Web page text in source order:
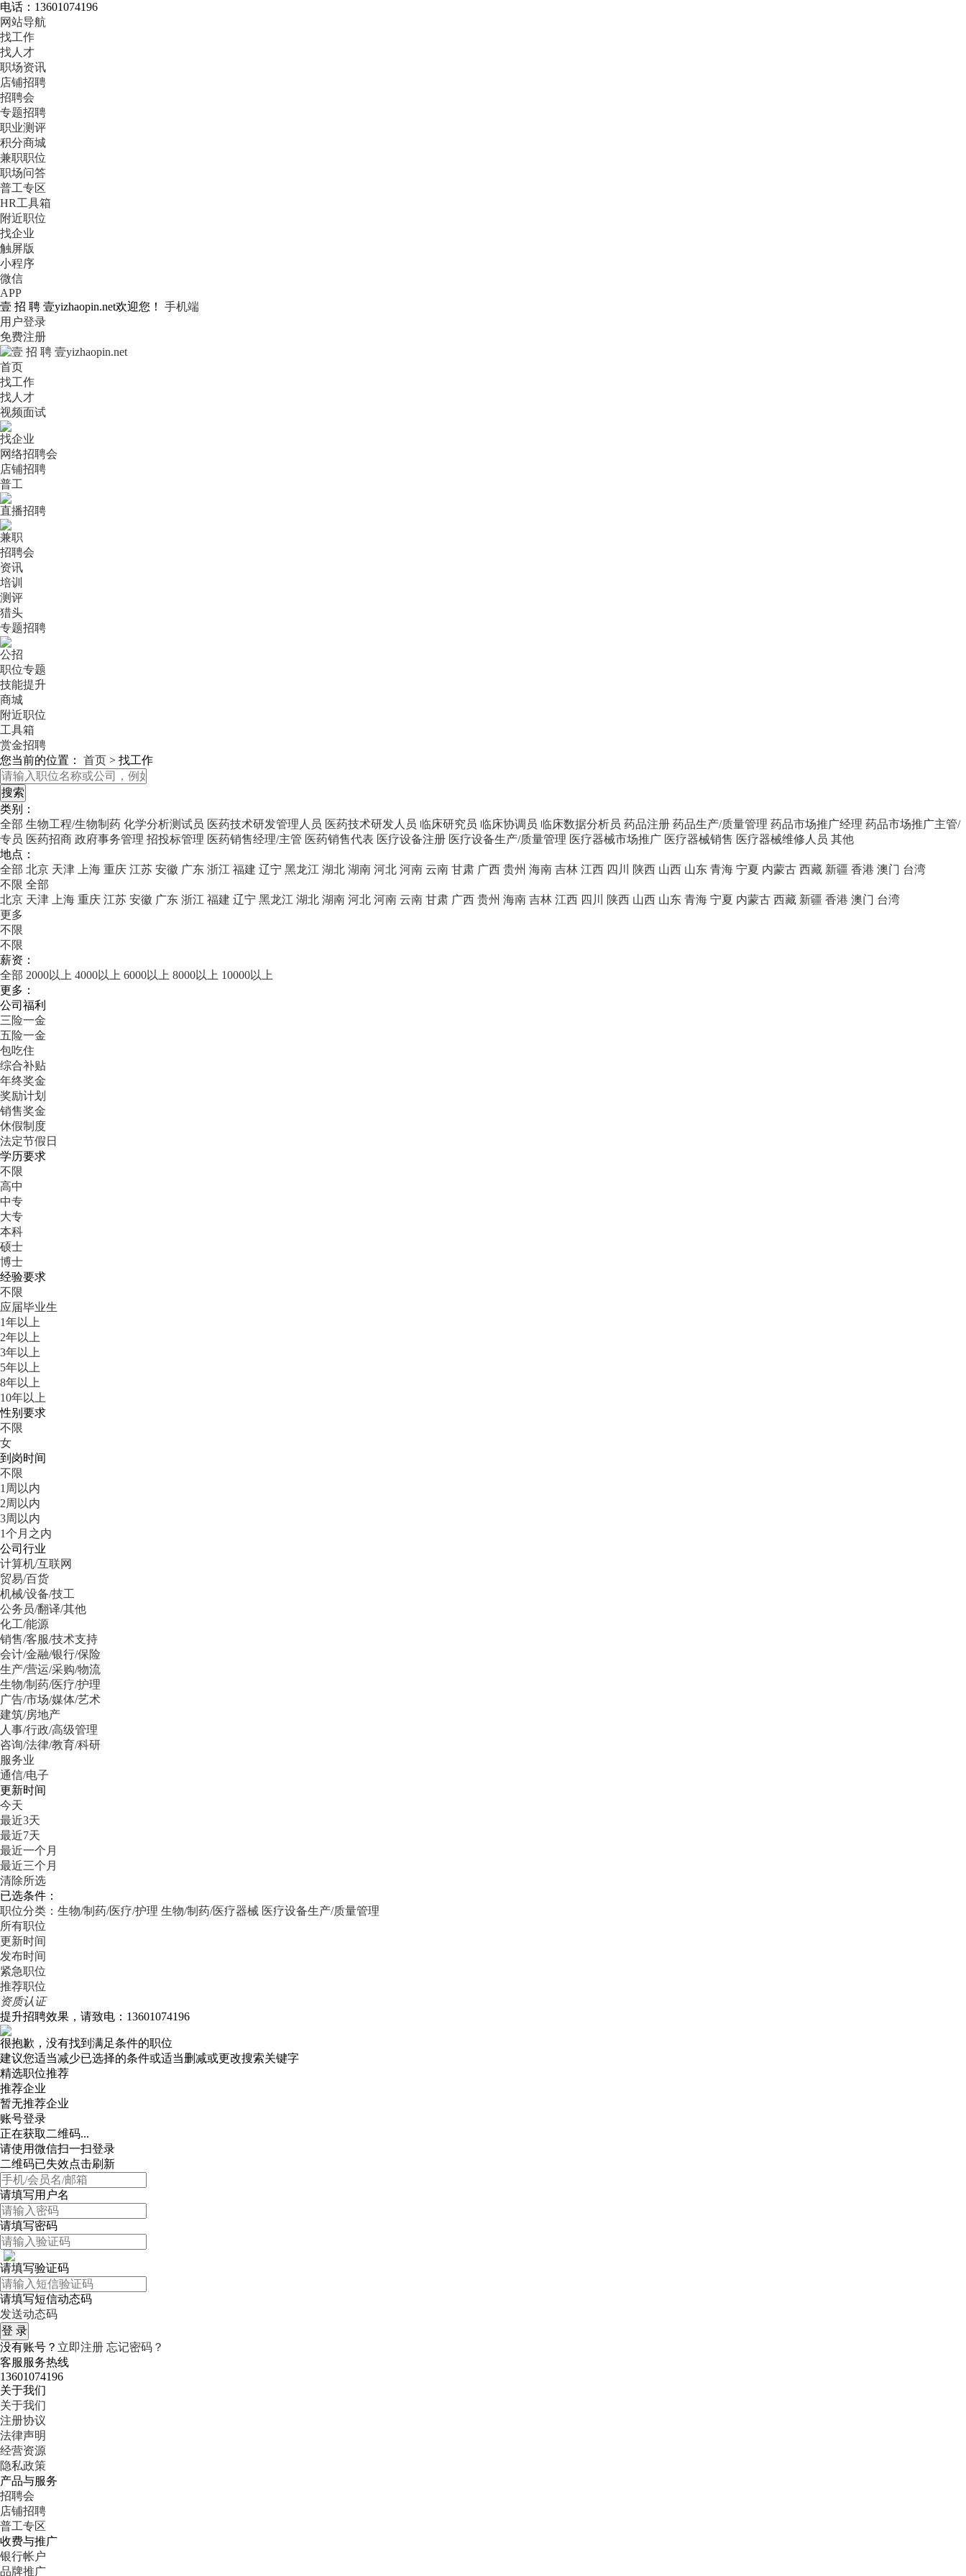
电话：13601074196
网站导航
找工作
找人才
职场资讯
店铺招聘
招聘会
专题招聘
职业测评
积分商城
兼职职位
职场问答
普工专区
HR工具箱
附近职位
找企业
触屏版
小程序
微信
APP
壹 招 聘 壹yizhaopin.net欢迎您！
手机端
用户登录
免费注册
首页
找工作
找人才
视频面试
找企业
网络招聘会
店铺招聘
普工
直播招聘
兼职
招聘会
资讯
培训
测评
猎头
专题招聘
公招
职位专题
技能提升
商城
附近职位
工具箱
赏金招聘
您当前的位置： 首页 > 找工作
类别：
全部 生物工程/生物制药 化学分析测试员 医药技术研发管理人员 医药技术研发人员 临床研究员 临床协调员 临床数据分析员 药品注册 药品生产/质量管理 药品市场推广经理 药品市场推广主管/
专员 医药招商 政府事务管理 招投标管理 医药销售经理/主管 医药销售代表 医疗设备注册 医疗设备生产/质量管理 医疗器械市场推广 医疗器械销售 医疗器械维修人员 其他
地点：
全部 北京 天津 上海 重庆 江苏 安徽 广东 浙江 福建 辽宁 黑龙江 湖北 湖南 河北 河南 云南 甘肃 广西 贵州 海南 吉林 江西 四川 陕西 山西 山东 青海 宁夏 内蒙古 西藏 新疆 香港 澳门 台湾
不限 全部
北京 天津 上海 重庆 江苏 安徽 广东 浙江 福建 辽宁 黑龙江 湖北 湖南 河北 河南 云南 甘肃 广西 贵州 海南 吉林 江西 四川 陕西 山西 山东 青海 宁夏 内蒙古 西藏 新疆 香港 澳门 台湾
更多
不限
不限
薪资：
全部 2000以上 4000以上 6000以上 8000以上 10000以上
更多：
公司福利
三险一金
五险一金
包吃住
综合补贴
年终奖金
奖励计划
销售奖金
休假制度
法定节假日
学历要求
不限
高中
中专
大专
本科
硕士
博士
经验要求
不限
应届毕业生
1年以上
2年以上
3年以上
5年以上
8年以上
10年以上
性别要求
不限
女
到岗时间
不限
1周以内
2周以内
3周以内
1个月之内
公司行业
计算机/互联网
贸易/百货
机械/设备/技工
公务员/翻译/其他
化工/能源
销售/客服/技术支持
会计/金融/银行/保险
生产/营运/采购/物流
生物/制药/医疗/护理
广告/市场/媒体/艺术
建筑/房地产
人事/行政/高级管理
咨询/法律/教育/科研
服务业
通信/电子
更新时间
今天
最近3天
最近7天
最近一个月
最近三个月
清除所选
已选条件：
职位分类：生物/制药/医疗/护理 生物/制药/医疗器械 医疗设备生产/质量管理
所有职位
更新时间
发布时间
紧急职位
推荐职位
资质认证
提升招聘效果，请致电：13601074196
很抱歉，没有找到满足条件的职位
建议您适当减少已选择的条件或适当删减或更改搜索关键字
精选职位推荐
推荐企业
暂无推荐企业
账号登录
正在获取二维码...
请使用微信扫一扫登录
二维码已失效点击刷新
请填写用户名
请填写密码
请填写验证码
请填写短信动态码
发送动态码
没有账号？ 立即注册 忘记密码？
客服服务热线
13601074196
关于我们
关于我们
注册协议
法律声明
经营资源
隐私政策
产品与服务
招聘会
店铺招聘
普工专区
收费与推广
银行帐户
品牌推广